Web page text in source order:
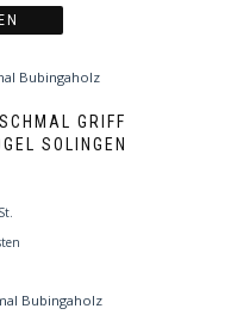
GRIFF
SOLINGEN